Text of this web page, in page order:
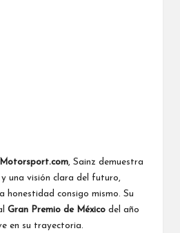
Motorsport.com , Sainz demuestra
una visión clara del futuro,
honestidad consigo mismo. Su
Gran Premio de México del año
en su trayectoria.